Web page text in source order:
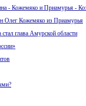
- Кожемяко и Приамурья -
Олег Кожемяко из Приамурья
глава Амурской области